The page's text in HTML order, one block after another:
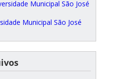
Municipal São José